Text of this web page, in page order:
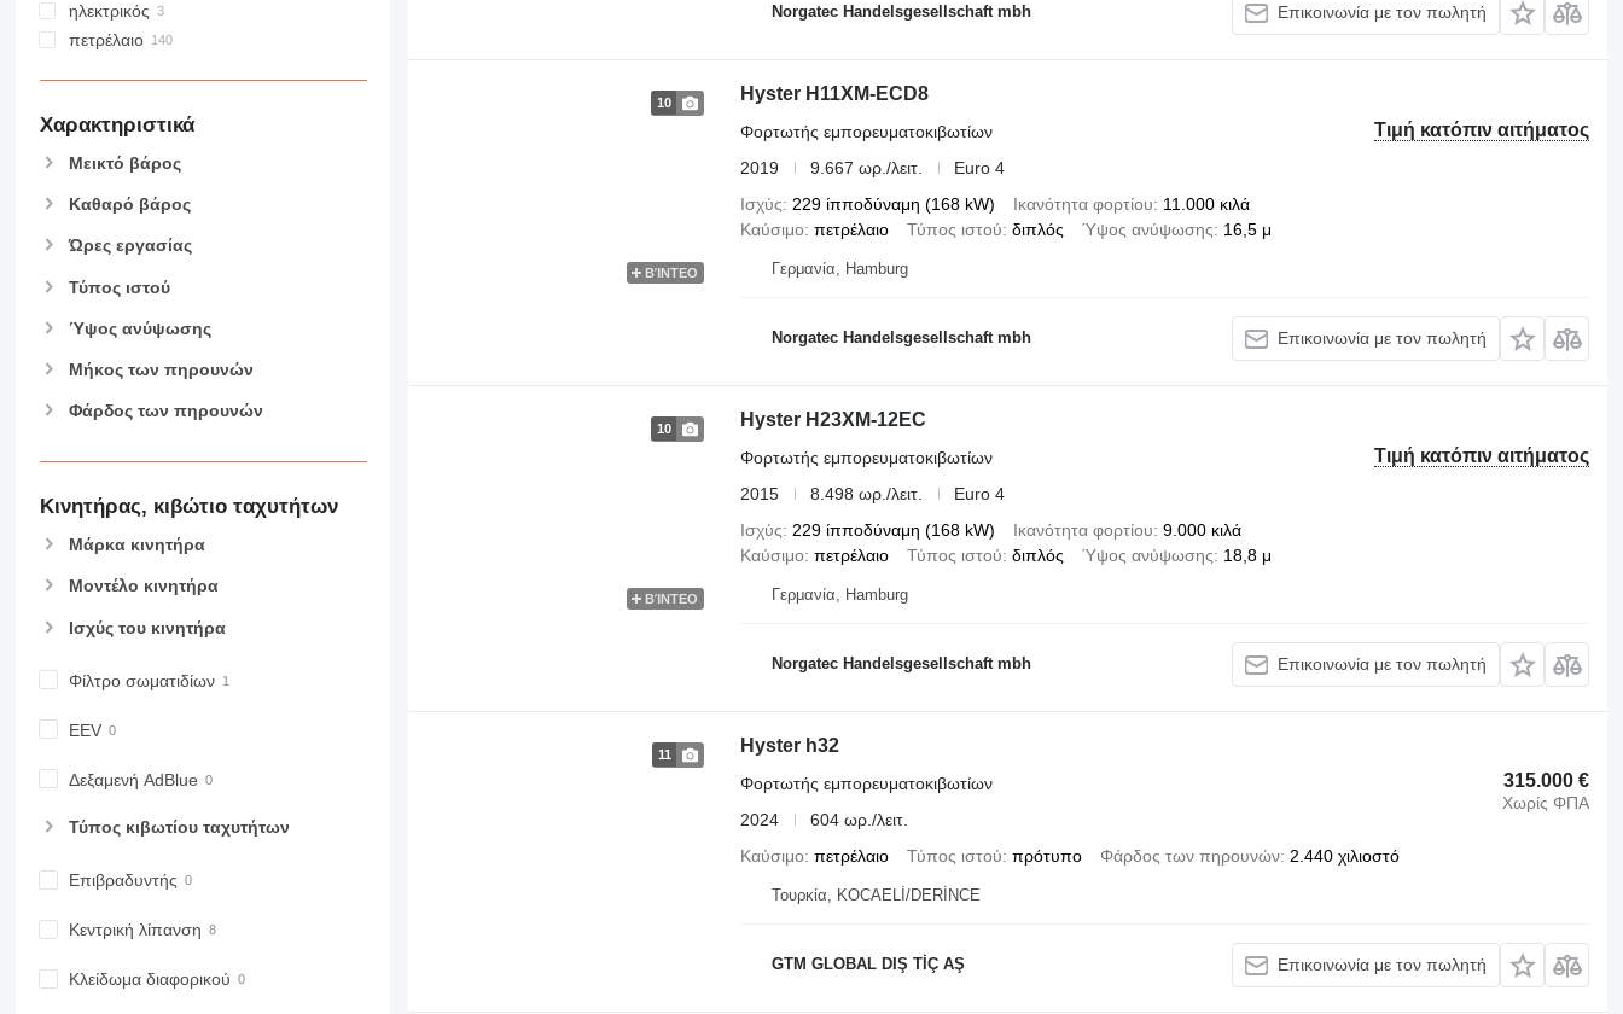
ηλεκτρικός
πετρέλαιο
Χαρακτηριστικά
Μεικτό βάρος
Καθαρό βάρος
Ώρες εργασίας
Τύπος ιστού
Ύψος ανύψωσης
Μήκος των πηρουνών
Φάρδος των πηρουνών
Κινητήρας, κιβώτιο ταχυτήτων
Μάρκα κινητήρα
Μοντέλο κινητήρα
Ισχύς του κινητήρα
Φίλτρο σωματιδίων
EEV
Δεξαμενή AdBlue
Τύπος κιβωτίου ταχυτήτων
Επιβραδυντής
Κεντρική λίπανση
Κλείδωμα διαφορικού
Norgatec Handelsgesellschaft mbh Επικοινωνία με τον πωλητή
10
ΒΊΝΤΕΟ
Hyster H11XM-ECD8
Τιμή κατόπιν αιτήματος
Φορτωτής εμπορευματοκιβωτίων
2019
9.667 ωρ./λειτ.
Euro 4
Ισχύς
229 ίπποδύναμη (168 kW) Ικανότητα φορτίου
11.000 κιλά
Καύσιμο πετρέλαιο Τύπος ιστού διπλός Ύψος ανύψωσης 16,5 μ
Γερμανία, Hamburg
Norgatec Handelsgesellschaft mbh Επικοινωνία με τον πωλητή
10
ΒΊΝΤΕΟ
Hyster H23XM-12EC
Τιμή κατόπιν αιτήματος
Φορτωτής εμπορευματοκιβωτίων
2015
8.498 ωρ./λειτ.
Euro 4
Ισχύς
229 ίπποδύναμη (168 kW) Ικανότητα φορτίου 9.000 κιλά
Καύσιμο πετρέλαιο Τύπος ιστού διπλός Ύψος ανύψωσης 18,8 μ
Γερμανία, Hamburg
Norgatec Handelsgesellschaft mbh Επικοινωνία με τον πωλητή
11
Hyster h32
315.000 €
Χωρίς ΦΠΑ
Φορτωτής εμπορευματοκιβωτίων
2024
604 ωρ./λειτ.
Καύσιμο πετρέλαιο Τύπος ιστού πρότυπο Φάρδος των πηρουνών 2.440 χιλιοστό
Τουρκία, KOCAELİ/DERİNCE
GTM GLOBAL DIŞ TİÇ AŞ Επικοινωνία με τον πωλητή